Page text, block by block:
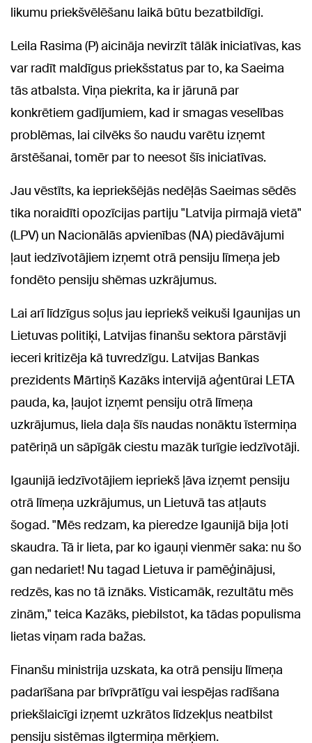
likumu priekšvēlēšanu laikā būtu bezatbildīgi.
Leila Rasima (P) aicināja nevirzīt tālāk iniciatīvas, kas
var radīt maldīgus priekšstatus par to, ka Saeima
tās atbalsta. Viņa piekrita, ka ir jārunā par
konkrētiem gadījumiem, kad ir smagas veselības
problēmas, lai cilvēks šo naudu varētu izņemt
ārstēšanai, tomēr par to neesot šīs iniciatīvas.
Jau vēstīts, ka iepriekšējās nedēļās Saeimas sēdēs
tika noraidīti opozīcijas partiju "Latvija pirmajā vietā"
(LPV) un Nacionālās apvienības (NA) piedāvājumi
ļaut iedzīvotājiem izņemt otrā pensiju līmeņa jeb
fondēto pensiju shēmas uzkrājumus.
Lai arī līdzīgus soļus jau iepriekš veikuši Igaunijas un
Lietuvas politiķi, Latvijas finanšu sektora pārstāvji
ieceri kritizēja kā tuvredzīgu. Latvijas Bankas
prezidents Mārtiņš Kazāks intervijā aģentūrai LETA
pauda, ka, ļaujot izņemt pensiju otrā līmeņa
uzkrājumus, liela daļa šīs naudas nonāktu īstermiņa
patēriņā un sāpīgāk ciestu mazāk turīgie iedzīvotāji.
Igaunijā iedzīvotājiem iepriekš ļāva izņemt pensiju
otrā līmeņa uzkrājumus, un Lietuvā tas atļauts
šogad. "Mēs redzam, ka pieredze Igaunijā bija ļoti
skaudra. Tā ir lieta, par ko igauņi vienmēr saka: nu šo
gan nedariet! Nu tagad Lietuva ir pamēģinājusi,
redzēs, kas no tā iznāks. Visticamāk, rezultātu mēs
zinām," teica Kazāks, piebilstot, ka tādas populisma
lietas viņam rada bažas.
Finanšu ministrija uzskata, ka otrā pensiju līmeņa
padarīšana par brīvprātīgu vai iespējas radīšana
priekšlaicīgi izņemt uzkrātos līdzekļus neatbilst
pensiju sistēmas ilgtermiņa mērķiem.